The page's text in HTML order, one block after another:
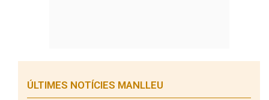
ÚLTIMES NOTÍCIES MANLLEU